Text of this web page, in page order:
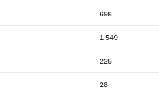
698
1 549
225
28